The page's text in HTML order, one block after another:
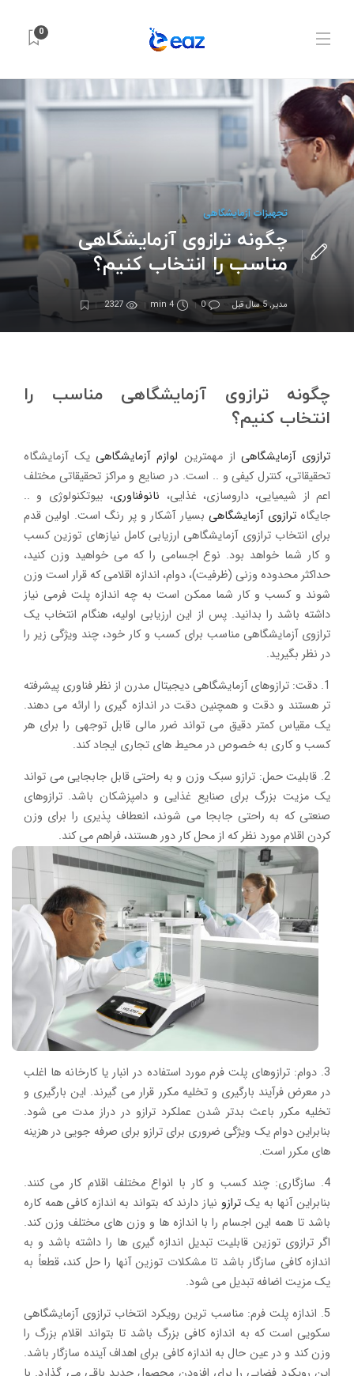
0
تجهیزات آزمایشگاهی
چگونه ترازوی آزمایشگاهی
مناسب را انتخاب کنیم؟
مدیر,5 سال قبل 0
4 min
2327
چگونه ترازوی آزمایشگاهی مناسب را
انتخاب کنیم؟
ترازوی آزمایشگاهیاز مهمترین لوازم آزمایشگاهییک آزمایشگاه
تحقیقاتی، کنترل کیفی و .. است. در صنایع و مراکز تحقیقاتی مختلف
اعم از شیمیایی، داروسازی، غذایی، نانوفناوری، بیوتکنولوژی و ..
جایگاهترازوی آزمایشگاهیبسیار آشکار و پر رنگ است. اولین قدم
برای انتخاب ترازوی آزمایشگاهی ارزیابی کامل نیازهای توزین کسب
و کار شما خواهد بود. نوع اجسامی را که می خواهید وزن کنید،
حداکثر محدوده وزنی (ظرفیت)، دوام، اندازه اقلامی که قرار است وزن
شوند و کسب و کار شما ممکن است به چه اندازه پلت فرمی نیاز
داشته باشد را بدانید. پس از این ارزیابی اولیه، هنگام انتخاب یک
ترازوی آزمایشگاهی مناسب برای کسب و کار خود، چند ویژگی زیر را
در نظر بگیرید.
1. دقت: ترازوهای آزمایشگاهی دیجیتال مدرن از نظر فناوری پیشرفته
تر هستند و دقت و همچنین دقت در اندازه گیری را ارائه می دهند.
یک مقیاس کمتر دقیق می تواند ضرر مالی قابل توجهی را برای هر
کسب و کاری به خصوص در محیط های تجاری ایجاد کند.
2. قابلیت حمل: ترازو سبک وزن و به راحتی قابل جابجایی می تواند
یک مزیت بزرگ برای صنایع غذایی و دامپزشکان باشد. ترازوهای
صنعتی که به راحتی جابجا می شوند، انعطاف پذیری را برای وزن
کردن اقلام مورد نظر که از محل کار دور هستند، فراهم می کند.
3. دوام: ترازوهای پلت فرم مورد استفاده در انبار یا کارخانه ها اغلب
در معرض فرآیند بارگیری و تخلیه مکرر قرار می گیرند. این بارگیری و
تخلیه مکرر باعث بدتر شدن عملکرد ترازو در دراز مدت می شود.
بنابراین دوام یک ویژگی ضروری برای ترازو برای صرفه جویی در هزینه
های مکرر است.
4. سازگاری: چند کسب و کار با انواع مختلف اقلام کار می کنند.
بنابراین آنها به یکترازو نیاز دارند که بتواند به اندازه کافی همه کاره
باشد تا همه این اجسام را با اندازه ها و وزن های مختلف وزن کند.
اگر ترازوی توزین قابلیت تبدیل اندازه گیری ها را داشته باشد و به
اندازه کافی سازگار باشد تا مشکلات توزین آنها را حل کند، قطعاً به
یک مزیت اضافه تبدیل می شود.
5. اندازه پلت فرم: مناسب ترین رویکرد انتخاب ترازوی آزمایشگاهی
سکویی است که به اندازه کافی بزرگ باشد تا بتواند اقلام بزرگ را
وزن کند و در عین حال به اندازه کافی برای اهداف آینده سازگار باشد.